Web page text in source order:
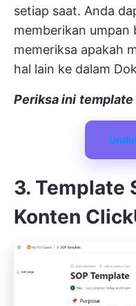
setiap saat. Anda
memberikan umpan
memeriksa apakah
hal lain ke dalam
Periksa ini
3. Template
Konten